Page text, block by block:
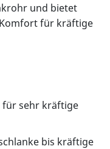
und bietet
für kräftige
für sehr kräftige
bis kräftige